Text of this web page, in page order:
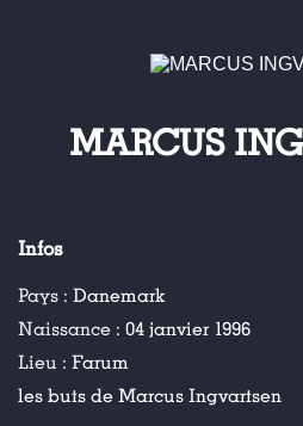
MARCUS
Infos
Pays : Danemark
Naissance : 04 janvier 1996
Lieu : Farum
les buts de Marcus Ingvartsen